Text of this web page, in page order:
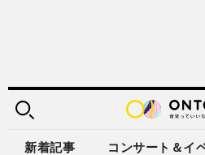
新着記事 コンサート＆イ